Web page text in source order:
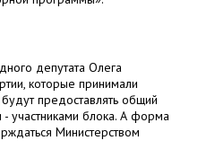
депутата Олега
которые принимали
предоставлять общий
- участниками блока. А форма
Министерством